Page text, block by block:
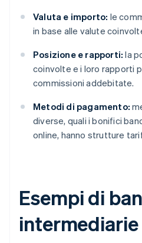
Valuta e importo: le
in base alle valute
Posizione e rapporti: la
coinvolte e i loro rapporti
commissioni addebitate.
Metodi di pagamento:
diverse, quali i bonifici
online, hanno strutture
Esempi di
intermediarie